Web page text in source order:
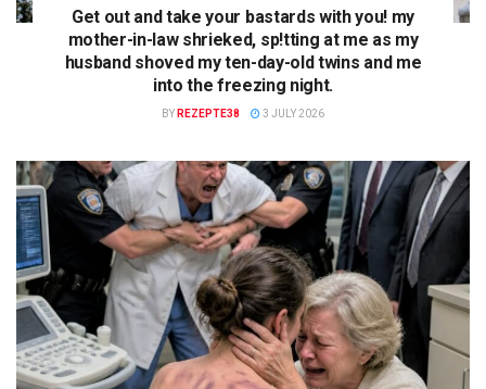
Get out and take your bastards with you! my
mother-in-law shrieked, sp!tting at me as my
husband shoved my ten-day-old twins and me
into the freezing night.
BY REZEPTE38 3 JULY 2026